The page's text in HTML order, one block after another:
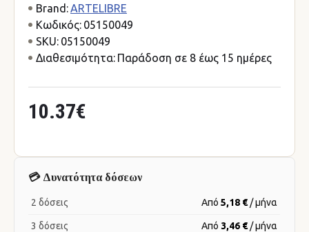
10.37€
Brand:ARTELIBRE
Κωδικός: 05150049
SKU: 05150049
Διαθεσιμότητα: Παράδοση σε 8 έως 15 ημέρες
💳 Δυνατότητα δόσεων
2 δόσεις Από 5,18 € / μήνα
3 δόσεις Από 3,46 € / μήνα